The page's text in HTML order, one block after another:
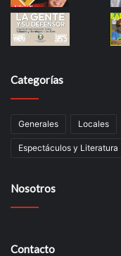
Categorías
Generales Locales
Espectáculos y Literatura
Nosotros
Contacto